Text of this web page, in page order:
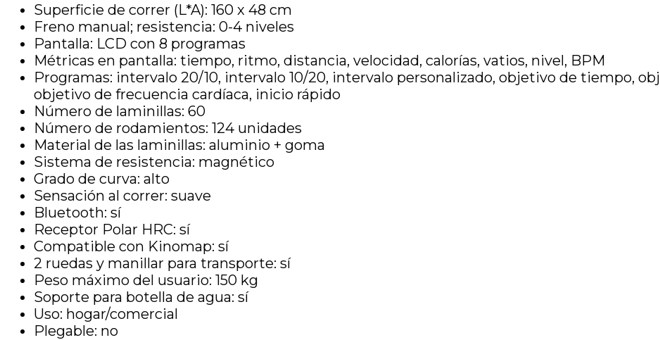
Superficie de correr (L*A): 160 x 48 cm
Freno manual; resistencia: 0-4 niveles
Pantalla: LCD con 8 programas
Métricas en pantalla: tiempo, ritmo, distancia, velocidad, calorías, vatios, nivel, BPM
Programas: intervalo 20/10, intervalo 10/20, intervalo personalizado, objetivo de tiempo,
objetivo de frecuencia cardíaca, inicio rápido
Número de laminillas: 60
Número de rodamientos: 124 unidades
Material de las laminillas: aluminio + goma
Sistema de resistencia: magnético
Grado de curva: alto
Sensación al correr: suave
Bluetooth: sí
Receptor Polar HRC: sí
Compatible con Kinomap: sí
2 ruedas y manillar para transporte: sí
Peso máximo del usuario: 150 kg
Soporte para botella de agua: sí
Uso: hogar/comercial
Plegable: no